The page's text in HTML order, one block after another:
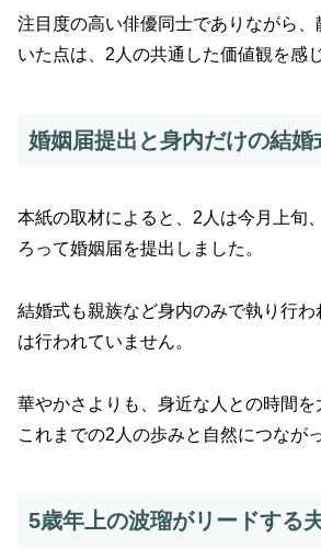
注目度の高い俳優同士でありながら
いた点は、2人の共通した価値観を感
婚姻届提出と身内だけの結婚
本紙の取材によると、2人は今月上旬
ろって婚姻届を提出しました。
結婚式も親族など身内のみで執り行
は行われていません。
華やかさよりも、身近な人との時間を
これまでの2人の歩みと自然につなが
5歳年上の波瑠がリードする